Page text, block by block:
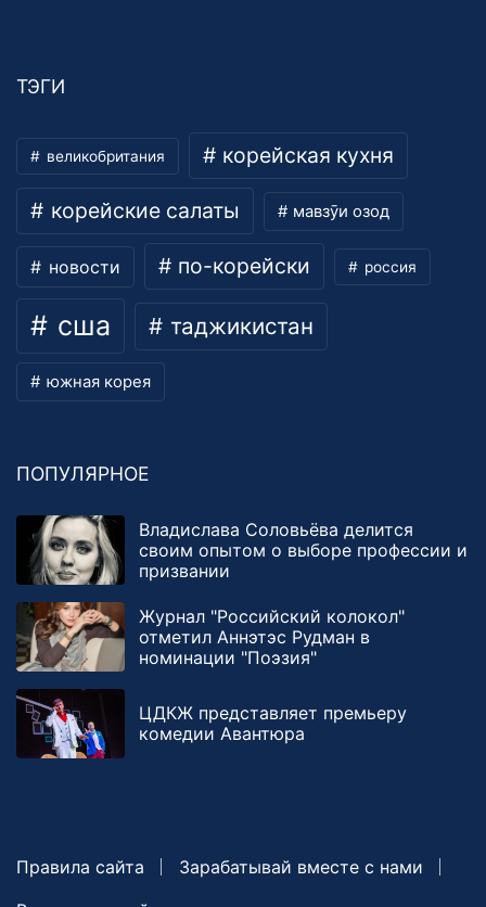
ТЭГИ
великобритания корейская кухня
корейские салаты мавзӯи озод
новости по-корейски россия
сша таджикистан
южная корея
ПОПУЛЯРНОЕ
Владислава Соловьёва делится
своим опытом о выборе профессии и
призвании
Журнал "Российский колокол"
отметил Аннэтэс Рудман в
номинации "Поэзия"
ЦДКЖ представляет премьеру
комедии Авантюра
Правила сайта
Зарабатывай вместе с нами